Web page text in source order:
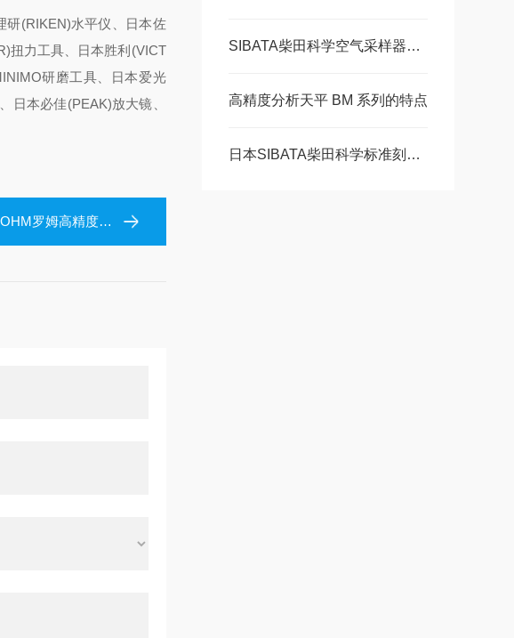
SIBATA柴田科学空气采样器的功能与应用分析
高精度分析天平 BM 系列的特点
日本SIBATA柴田科学标准刻度烧杯300mL的特点
(RIKEN)水平仪、日本佐
扭力工具、日本胜利(VICT
研磨工具、日本爱光
日本必佳(PEAK)放大镜、
BD14231FVJ-C电流传感器